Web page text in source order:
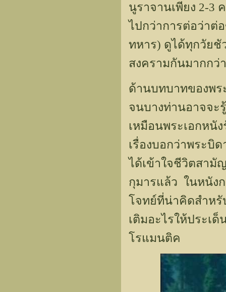
นูราจานเพียง 2-3
ไปกว่าการต่อว่าต่
ทหาร) ดูได้ทุกวัย
สงครามกันมากกว่า
ด้านบทบาทของพร
จนบางท่านอาจจะ
เหมือนพระเอกหนั
เรื่องบอกว่าพระบิ
ได้เข้าใจชีวิตสามั
กุมารแล้ว ในหนัง
โจทย์ที่น่าคิดสำหรั
เติมอะไรให้ประเ
โรแมนติค